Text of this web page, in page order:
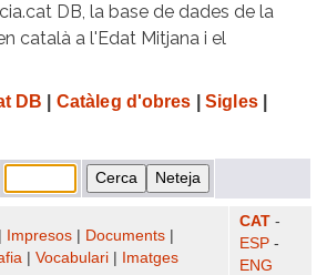
DB, la base de dades de la
català a l'Edat Mitjana i el
DB Catàleg d'obres Sigles|
Impresos Documents
Vocabulari Imatges
CAT -
ESP -
ENG